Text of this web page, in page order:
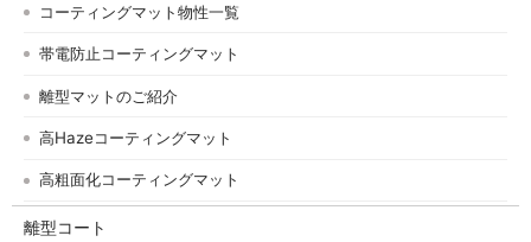
コーティングマット物性一覧
帯電防止コーティングマット
離型マットのご紹介
高Hazeコーティングマット
高粗面化コーティングマット
離型コート